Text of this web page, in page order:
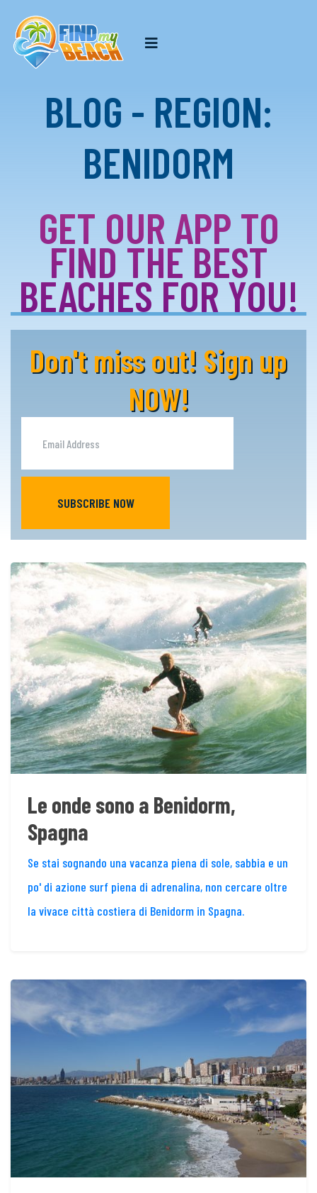
BLOG - REGION:
BENIDORM
GET OUR APP TO
FIND THE BEST
BEACHES FOR YOU!
Don't miss out! Sign up
NOW!
SUBSCRIBE NOW
Le onde sono a Benidorm,
Spagna
Se stai sognando una vacanza piena di sole, sabbia e un
po' di azione surf piena di adrenalina, non cercare oltre
la vivace città costiera di Benidorm in Spagna.